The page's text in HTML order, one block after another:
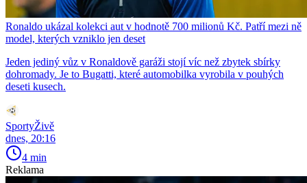
Ronaldo ukázal kolekci aut v hodnotě 700 milionů Kč. Patří mezi ně
model, kterých vzniklo jen deset
Jeden jediný vůz v Ronaldově garáži stojí víc než zbytek sbírky
dohromady. Je to Bugatti, které automobilka vyrobila v pouhých
deseti kusech.
SportyŽivě
dnes, 20:16
4 min
Reklama